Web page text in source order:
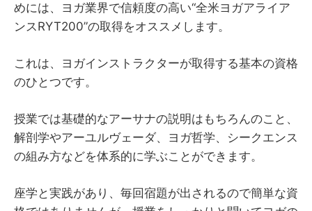
めには、ヨガ業界で信頼度の高い“全米ヨガアライア
ンスRYT200”の取得をオススメします。
これは、ヨガインストラクターが取得する基本の資格
のひとつです。
授業では基礎的なアーサナの説明はもちろんのこと、
解剖学やアーユルヴェーダ、ヨガ哲学、シークエンス
の組み方などを体系的に学ぶことができます。
座学と実践があり、毎回宿題が出されるので簡単な資